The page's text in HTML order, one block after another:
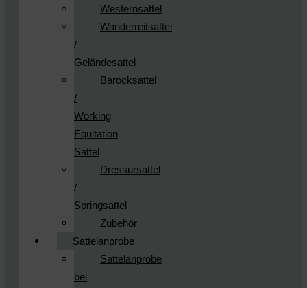
Westernsattel
Wanderreitsattel
/
Geländesattel
Barocksattel
/
Working
Equitation
Sattel
Dressursattel
/
Springsattel
Zubehör
Sattelanprobe
Sattelanprobe
bei